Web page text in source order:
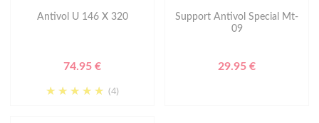
Antivol U 146 X 320
74.95 €
(4)
Support Antivol Special Mt-
09
29.95 €